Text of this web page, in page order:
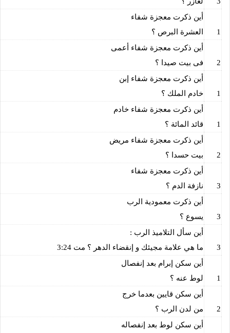
1
أين ذكرت معجزة شفاء
العشرة البرص ؟
2
أين ذكرت معجزة شفاء أعمى
فى بيت صيدا ؟
1
أين ذكرت معجزة شفاء إبن
خادم الملك ؟
1
أين ذكرت معجزة شفاء خادم
قائد المائة ؟
2
أين ذكرت معجزة شفاء مريض
بيت حسدا ؟
3
أين ذكرت معجزة شفاء
نازفة الدم ؟
3
أين ذكرت معمودية الرب
يسوع ؟
3
أين سأل التلاميذ الرب :
ما هي علامة مجيئك و إنقضاء الدهر ؟ مت 3:24
1
أين سكن إبرام بعد إنفصال
لوط عنه ؟
2
أين سكن قايين بعدما خرج
من لدن الرب ؟
أين سكن لوط بعد إنفصاله